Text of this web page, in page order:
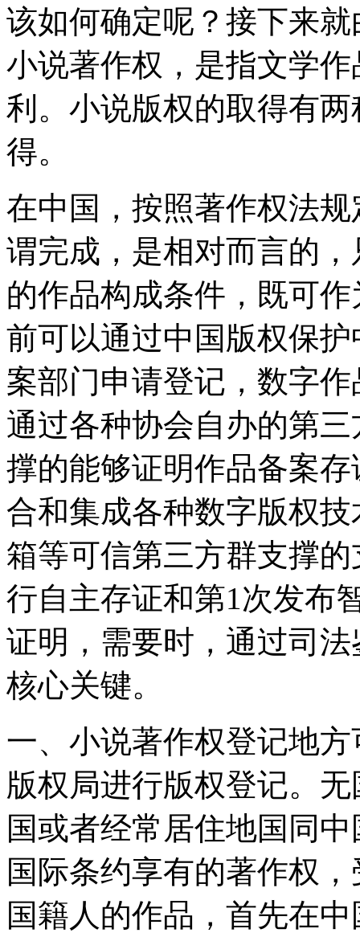
该如何确定呢？接下来
小说著作权，是指文学
利。小说版权的取得有
得。
在中国，按照著作权法
谓完成，是相对而言的
的作品构成条件，既可
前可以通过中国版权保
案部门申请登记，数字
通过各种协会自办的第
撑的能够证明作品备案
合和集成各种数字版权
箱等可信第三方群支撑
行自主存证和第1次发布
证明，需要时，通过司
核心关键。
一、小说著作权登记地
版权局进行版权登记。
国或者经常居住地国同
国际条约享有的著作权
国籍人的作品，首先在